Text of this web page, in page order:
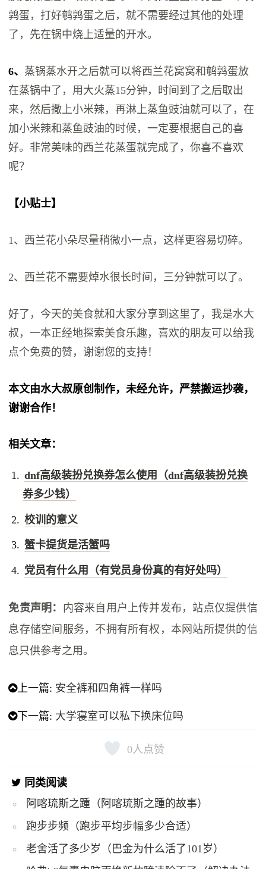
鹑蛋，打好鹌鹑蛋之后，就不需要经过其他的处理
了，先在锅中烧上适量的开水。
6、 蒸锅蒸水开之后就可以将西兰花窝窝和鹌鹑蛋放
在蒸锅中了，用大火蒸15分钟，时间到了之后取出
来，然后撒上小米辣，再淋上蒸鱼豉油就可以了，在
加小米辣和蒸鱼豉油的时候，一定要根据自己的喜
好。非常美味的西兰花蒸蛋就完成了，你喜不喜欢
呢？
【小贴士】
1、西兰花小朵尽量稍微小一点，这样更容易切碎。
2、西兰花不需要焯水很长时间，三分钟就可以了。
好了，今天的美食就和大家分享到这里了，我是水大
叔，一本正经地探索美食乐趣，喜欢的朋友可以给我
点个免费的赞，谢谢您的支持！
本文由水大叔原创制作，未经允许，严禁搬运抄袭，
谢谢合作！
相关文章：
dnf高级装扮兑换券怎么使用（dnf高级装扮兑换
券多少钱）
校训的意义
蟹卡提货是活蟹吗
党员有什么用（有党员身份真的有好处吗）
免责声明： 内容来自用户上传并发布，站点仅提供信
息存储空间服务，不拥有所有权，本网站所提供的信
息只供参考之用。
上一篇: 安全裤和四角裤一样吗
下一篇: 大学寝室可以私下换床位吗
0人点赞
同类阅读
阿喀琉斯之踵（阿喀琉斯之踵的故事）
跑步步频（跑步平均步幅多少合适）
老舍活了多少岁（巴金为什么活了101岁）